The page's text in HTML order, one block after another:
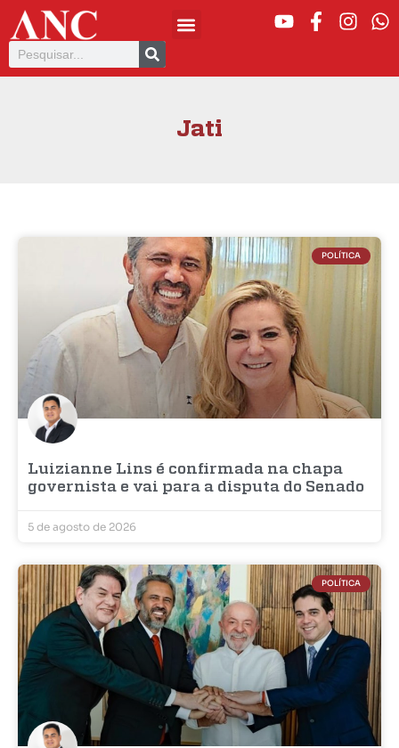
Jati
POLÍTICA
Luizianne Lins é confirmada na chapa
governista e vai para a disputa do Senado
5 de agosto de 2026
POLÍTICA